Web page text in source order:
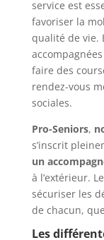
service est
favoriser la
qualité de vie.
faire des
rendez-vous
sociales.
Pro-Seniors,
s’inscrit
un
à l’extérieur.
sécuriser les
de chacun,
Les